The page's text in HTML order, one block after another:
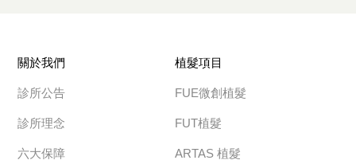
關於我們
診所公告
診所理念
六大保障
植髮項目
FUE微創植髮
FUT植髮
ARTAS 植髮